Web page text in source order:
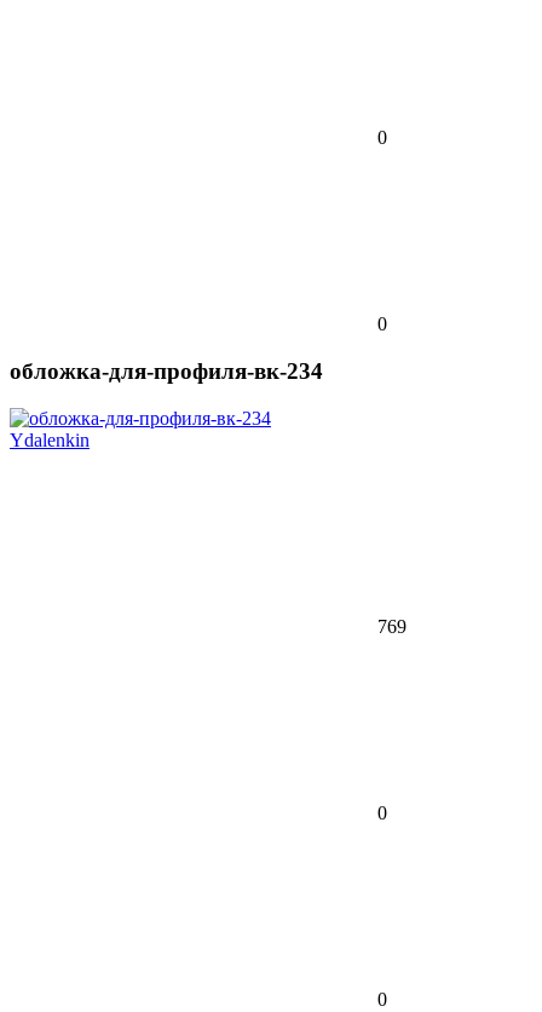
0
0
обложка-для-профиля-вк-234
Ydalenkin
769
0
0